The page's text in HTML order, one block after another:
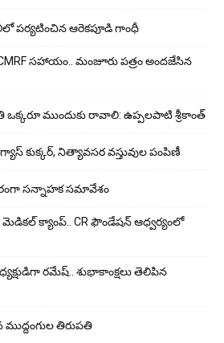
పర్యటించిన ఆరెకపూడి గాంధీ
స‌హాయం.. మంజూరు పత్రం అందజేసిన
ఒక్కరూ ముందుకు రావాలి: ఉప్పలపాటి శ్రీకాంత్
కుక్కర్, నిత్యావసర వస్తువుల పంపిణీ
సన్నాహక సమావేశం
క్యాంప్.. CR ఫౌండేషన్ ఆధ్వర్యంలో
రమేష్‌.. శుభాకాంక్షలు తెలిపిన
ముద్దంగుల తిరుపతి